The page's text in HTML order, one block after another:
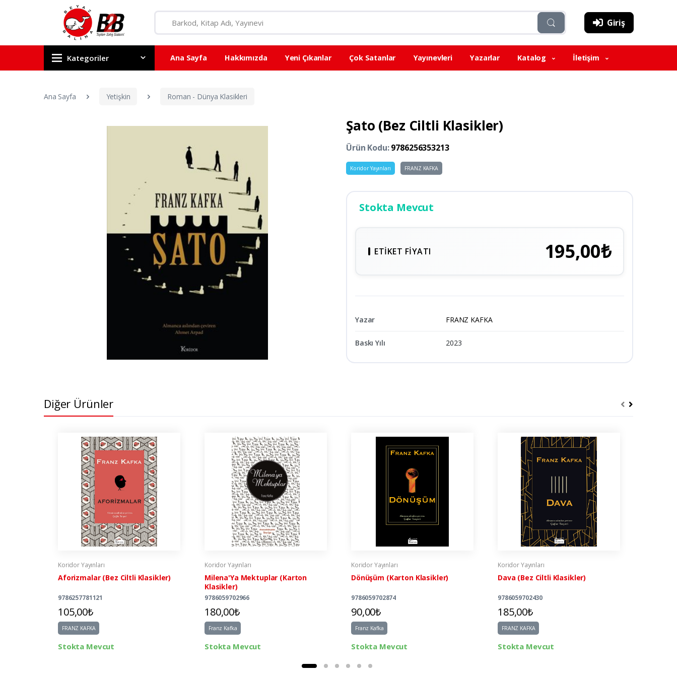
Giriş
Kategoriler Ana Sayfa Hakkımızda Yeni Çıkanlar Çok Satanlar Yayınevleri Yazarlar Katalog İletişim
Ana Sayfa Yetişkin Roman - Dünya Klasikleri
Şato (Bez Ciltli Klasikler)
Ürün Kodu:9786256353213
Koridor Yayınları FRANZ KAFKA
Stokta Mevcut
ETIKET FIYATI 195,00₺
Yazar FRANZ KAFKA
Baskı Yılı 2023
Diğer Ürünler
Koridor Yayınları
Aforizmalar (Bez Ciltli Klasikler)
9786257781121
105,00₺
FRANZ KAFKA
Stokta Mevcut
Koridor Yayınları
Milena'Ya Mektuplar (Karton
Klasikler)
9786059702966
180,00₺
Franz Kafka
Stokta Mevcut
Koridor Yayınları
Dönüşüm (Karton Klasikler)
9786059702874
90,00₺
Franz Kafka
Stokta Mevcut
Koridor Yayınları
Dava (Bez Ciltli Klasikler)
9786059702430
185,00₺
FRANZ KAFKA
Stokta Mevcut